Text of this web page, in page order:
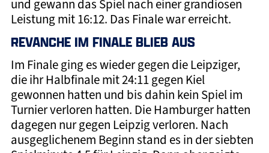
und gewann das Spiel nach einer grandiosen
Leistung mit 16:12. Das Finale war erreicht.
REVANCHE IM FINALE BLIEB AUS
Im Finale ging es wieder gegen die Leipziger,
die ihr Halbfinale mit 24:11 gegen Kiel
gewonnen hatten und bis dahin kein Spiel im
Turnier verloren hatten. Die Hamburger hatten
dagegen nur gegen Leipzig verloren. Nach
ausgeglichenem Beginn stand es in der siebten